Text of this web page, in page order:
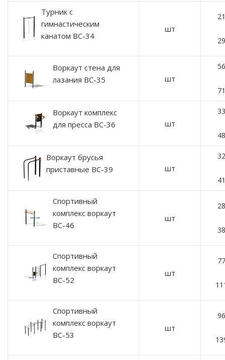
Турник с
гимнастическим
канатом ВС-34
шт
Воркаут стена для
лазания ВС-35
шт
Воркаут комплекс
для пресса ВС-36
шт
Воркаут брусья
приставные ВС-39
шт
Спортивный
комплекс воркаут
ВС-46
шт
Спортивный
комплекс воркаут
ВС-52
шт
Спортивный
комплекс воркаут
ВС-53
шт